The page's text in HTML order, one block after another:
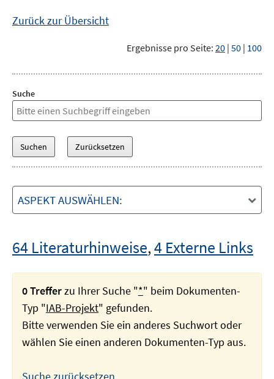
Zurück zur Übersicht
Ergebnisse pro Seite: 20 | 50 | 100
Suche
ASPEKT AUSWÄHLEN:
64 Literaturhinweise,4 Externe Links
0 Trefferzu Ihrer Suche "*" beim Dokumenten-
Typ "IAB-Projekt" gefunden.
Bitte verwenden Sie ein anderes Suchwort oder
wählen Sie einen anderen Dokumenten-Typ aus.